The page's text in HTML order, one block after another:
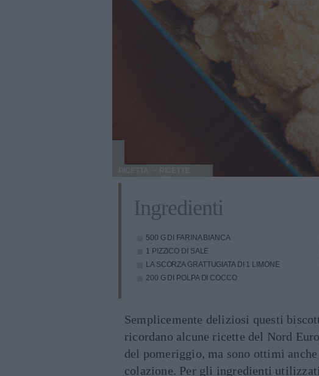
RICETTA
Ingredienti
500 G DI FARINA BIANCA
1 PIZZICO DI SALE
LA SCORZA GRATTUGIATA DI 1 LIMONE
200 G DI POLPA DI COCCO
Semplicemente deliziosi questi
ricordano alcune ricette del Nord
del pomeriggio, ma sono ottimi
colazione. Per gli ingredienti